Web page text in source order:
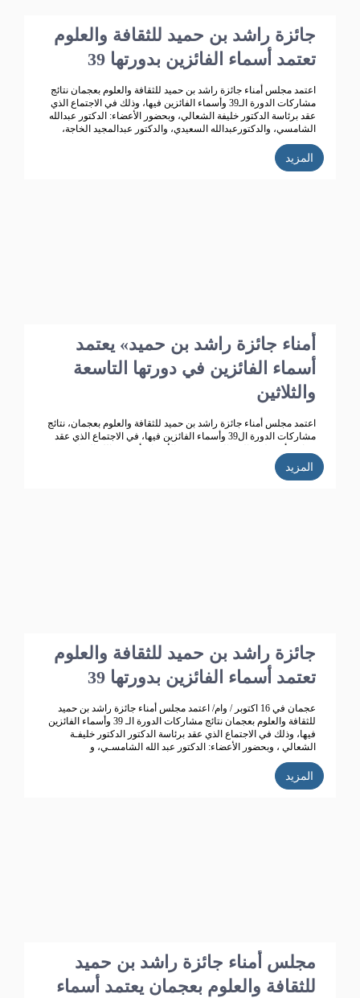
جائزة راشد بن حميد للثقافة والعلوم
تعتمد أسماء الفائزين بدورتها 39
اعتمد مجلس أمناء جائزة راشد بن حميد للثقافة والعلوم بعجمان نتائج
مشاركات الدورة الـ39 وأسماء الفائزين فيها، وذلك في الاجتماع الذي
عقد برئاسة الدكتور خليفة الشعالي، وبحضور الأعضاء: الدكتور عبدالله
الشامسي، والدكتورعبدالله السعيدي، والدكتور عبدالمجيد الخاجة،
والدكتور خالد الخاجة، والدكتور سيف الشعالي، والدكتورة نهلة
القاسمي، وأحمد حبيب الغريب، وخميس عبدالله، ونجيبة محمد
الرفاعي، وفائقة هلال بوهزاع. 352 مشاركاً
المزيد
أمناء جائزة راشد بن حميد» يعتمد
أسماء الفائزين في دورتها التاسعة
والثلاثين
اعتمد مجلس أمناء جائزة راشد بن حميد للثقافة والعلوم بعجمان، نتائج
مشاركات الدورة ال39 وأسماء الفائزين فيها، في الاجتماع الذي عقد
ود. عبدالله السعيدي، ود. عبد المجيد الخاجة، ود. خالد الخاجة، ود. سيف
الشعالي، ود. نهلة القاسمي، وأحمد حبيب الغريب، وخميس عبدالله،
المزيد
جائزة راشد بن حميد للثقافة والعلوم
تعتمد أسماء الفائزين بدورتها 39
عجمان في 16 اكتوبر / وام/ اعتمد مجلس أمناء جائزة راشد بن حميد
للثقافة والعلوم بعجمان نتائج مشاركات الدورة الـ 39 وأسماء الفائزين
فيها، وذلك في الاجتماع الذي عقد برئاسة الدكتور الدكتور خليفـة
الشعالي ، وبحضور الأعضاء: الدكتور عبد الله الشامسـي، و
الدكتورعبدالله السعيدي، و الدكتور عبد المجيد الخاجـة، و الدكتور خالد
الخاجة، و الدكتور سيـف الشعالـي، والدكتورة نهلة القاسمي، وأحـمد
حـبيب الغريب، وخميس عبدالله،ونجيبـة محمد الرفاعي. وسعادة فائقة
المزيد
مجلس أمناء جائزة راشد بن حميد
للثقافة والعلوم بعجمان يعتمد أسماء